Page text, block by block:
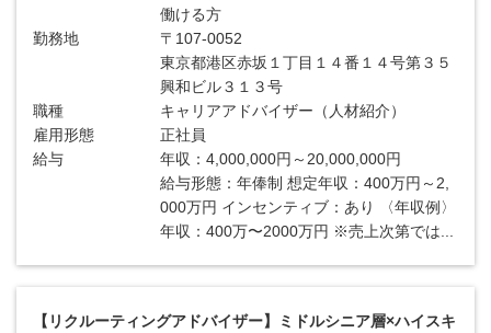
働ける方
勤務地
〒107-0052
東京都港区赤坂１丁目１４番１４号第３５
興和ビル３１３号
職種
キャリアアドバイザー（人材紹介）
雇用形態
正社員
給与
年収：4,000,000円～20,000,000円
給与形態：年俸制 想定年収：400万円～2,
000万円 インセンティブ：あり 〈年収例〉
年収：400万〜2000万円 ※売上次第では...
【リクルーティングアドバイザー】ミドルシニア層×ハイスキ